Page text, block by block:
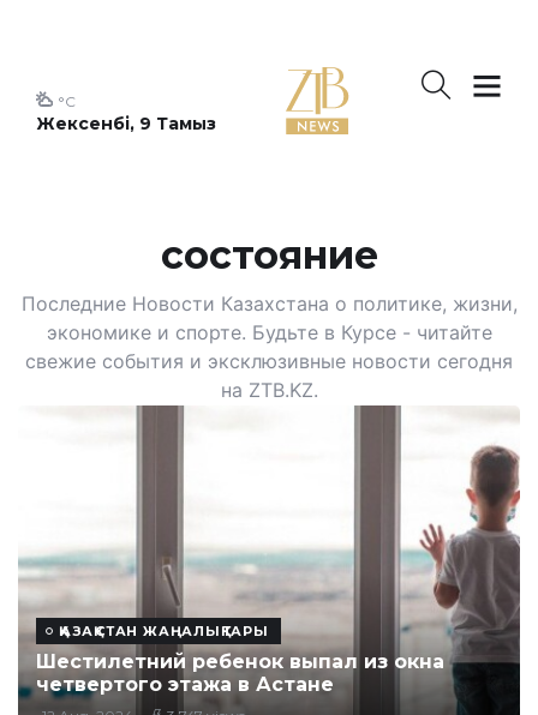
Жексенбі, 9 Тамыз
°C
состояние
Последние Новости Казахстана о политике, жизни,
экономике и спорте. Будьте в Курсе - читайте
свежие события и эксклюзивные новости сегодня
на ZTB.KZ.
ҚАЗАҚСТАН ЖАҢАЛЫҚТАРЫ
Шестилетний ребенок выпал из окна
четвертого этажа в Астане